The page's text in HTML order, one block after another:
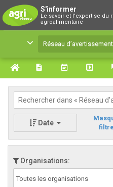
S'informer
Le savoir et l'expertise du
agroalimentaire
Réseau
Le savoir et
Réseau
Date
Organisations:
Toutes les organisations